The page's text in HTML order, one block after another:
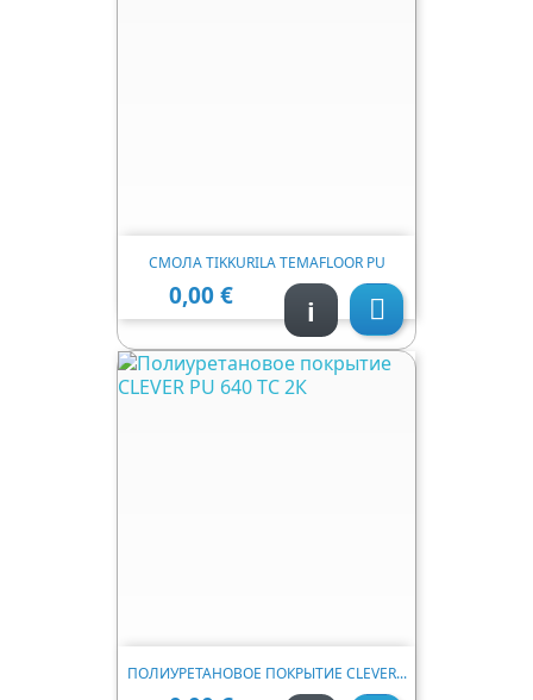
СМОЛА TIKKURILA TEMAFLOOR PU
Ціна
0,00 € 
i
ПОЛИУРЕТАНОВОЕ ПОКРЫТИЕ CLEVER...